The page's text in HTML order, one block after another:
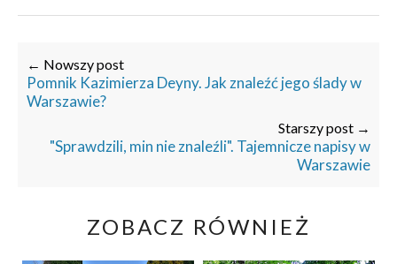
← Nowszy post
Pomnik Kazimierza Deyny. Jak znaleźć jego ślady w
Warszawie?
Starszy post →
"Sprawdzili, min nie znaleźli". Tajemnicze napisy w
Warszawie
ZOBACZ RÓWNIEŻ